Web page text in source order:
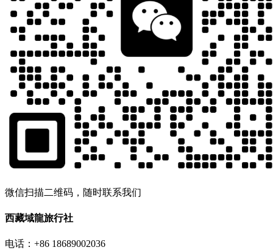
微信扫描二维码，随时联系我们
西藏域龍旅行社
电话：+86 18689002036